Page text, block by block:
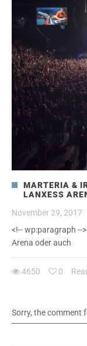
MARTERIA &
LANXESS
November 29, 2017
<!-- wp:paragraph --
Arena oder auch
4650 0
Sorry, the comment